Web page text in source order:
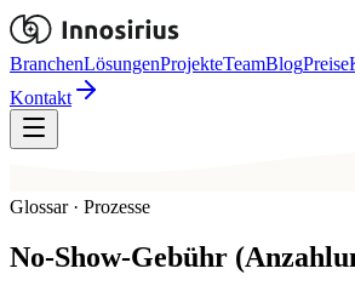
BranchenLösungenProjekteTeamBlogPreise
Kontakt
Glossar · Prozesse
No-Show-Gebühr